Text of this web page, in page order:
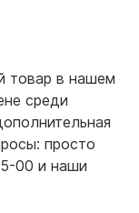
товар в нашем
среди
просто
00 и наши